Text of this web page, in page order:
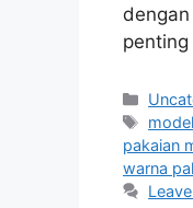
Tags
pakaian
warna